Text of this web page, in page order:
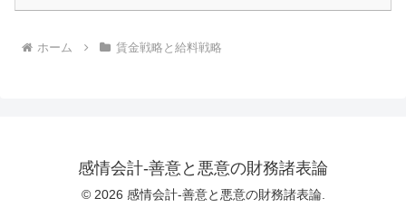
ホーム 賃金戦略と給料戦略
感情会計-善意と悪意の財務諸表論
© 2026 感情会計-善意と悪意の財務諸表論.